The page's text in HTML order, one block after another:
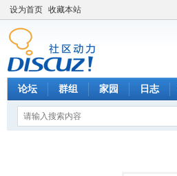
设为首页 收藏本站
论坛 群组 家园 日志